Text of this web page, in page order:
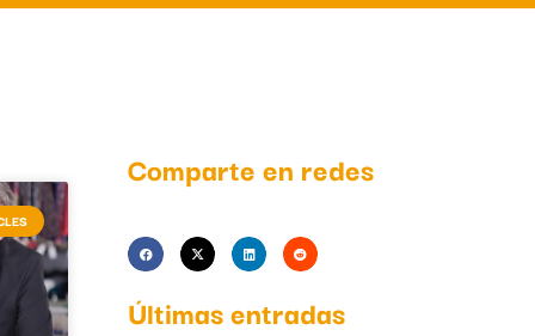
Comparte en redes
Últimas entradas